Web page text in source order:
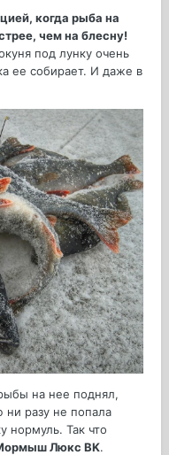
когда рыба на
чем на блесну!
под лунку очень
ее собирает. И даже в
на нее поднял,
ни разу не попала
нормуль. Так что
Люкс BK.